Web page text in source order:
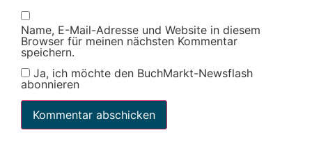
Name, E-Mail-Adresse und Website in diesem
Browser für meinen nächsten Kommentar
speichern.
Ja, ich möchte den BuchMarkt-Newsflash
abonnieren